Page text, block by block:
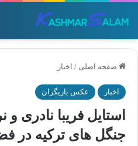
صفحه اصلی / اخبار
اخبار عکس بازیگران
استایل فریبا نادری
جنگل های ترکیه در